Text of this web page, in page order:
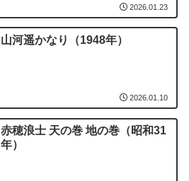
2026.01.23
山河遥かなり（1948年）
2026.01.10
赤穂浪士 天の巻 地の巻（昭和31
年）